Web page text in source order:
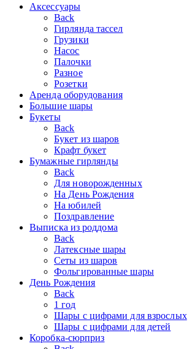
Аксессуары
Back
Гирлянда тассел
Грузики
Насос
Палочки
Разное
Розетки
Аренда оборудования
Большие шары
Букеты
Back
Букет из шаров
Крафт букет
Бумажные гирлянды
Back
Для новорожденных
На День Рождения
На юбилей
Поздравление
Выписка из роддома
Back
Латексные шары
Сеты из шаров
Фольгированные шары
День Рождения
Back
1 год
Шары с цифрами для взрослых
Шары с цифрами для детей
Коробка-сюрприз